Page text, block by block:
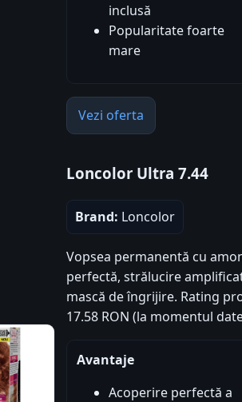
inclusă
Popularitate foarte
mare
Vezi oferta
Loncolor Ultra 7.44
Brand: Loncolor
Vopsea permanentă cu
perfectă, strălucire
mască de îngrijire. Rating
17.58 RON (la momentul
Avantaje
Acoperire perfectă a